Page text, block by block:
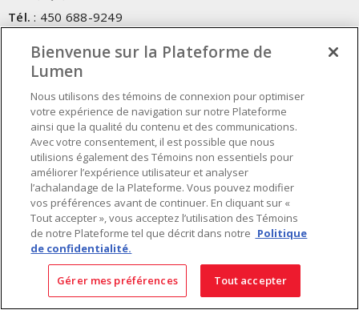
Tél. : 450 688-9249
Téléc.:450 686-1444
Service d'urgence
bureau - 17h00 et 7h00, Frais applicables)
Fait au Canada avec des composants canadiens et importés
INSCRIVEZ-VOUS À L'INFOLETTRE
Obtenez des informations à jour sur les offres de Lumen
Bienvenue sur la Plateforme de
Lumen
Nous utilisons des témoins de connexion pour optimiser
votre expérience de navigation sur notre Plateforme
ainsi que la qualité du contenu et des communications.
Avec votre consentement, il est possible que nous
utilisions également des Témoins non essentiels pour
améliorer l’expérience utilisateur et analyser
l’achalandage de la Plateforme. Vous pouvez modifier
vos préférences avant de continuer. En cliquant sur «
Tout accepter », vous acceptez l’utilisation des Témoins
de notre Plateforme tel que décrit dans notre Politique
de confidentialité.
Gérer mes préférences Tout accepter